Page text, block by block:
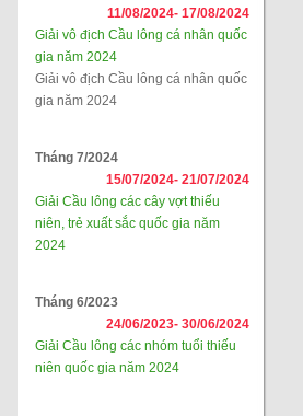
11/08/2024- 17/08/2024
Giải vô địch Cầu lông cá nhân quốc
gia năm 2024
Giải vô địch Cầu lông cá nhân quốc
gia năm 2024
Tháng 7/2024
15/07/2024- 21/07/2024
Giải Cầu lông các cây vợt thiếu
niên, trẻ xuất sắc quốc gia năm
2024
Tháng 6/2023
24/06/2023- 30/06/2024
Giải Cầu lông các nhóm tuổi thiếu
niên quốc gia năm 2024